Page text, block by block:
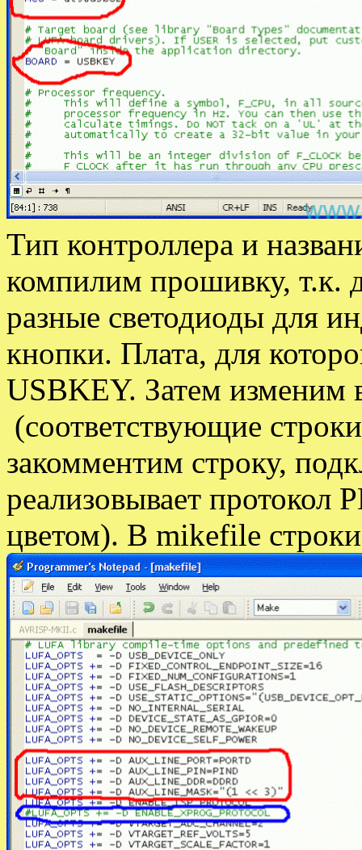
Тип контроллера и
компилим прошивку, т.к.
разные светодиоды для
кнопки. Плата, для
USBKEY. Затем изменим
(соответствующие
закомментим строку,
реализовывает протокол
цветом). В mikefile